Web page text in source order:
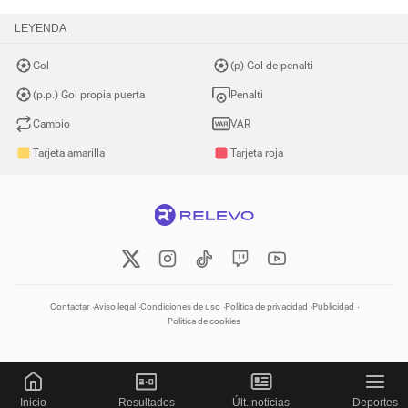
LEYENDA
Gol
(p.p.) Gol propia puerta
Cambio
Tarjeta amarilla
(p) Gol de penalti
Penalti
VAR
Tarjeta roja
Inicio Resultados Últ. noticias Deportes
Contactar Aviso legal Condiciones de uso Política de privacidad Publicidad
Política de cookies